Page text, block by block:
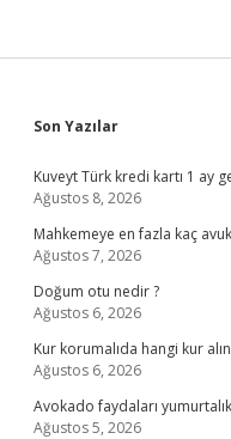
Sidebar
Son Yazılar
Kuveyt Türk kredi kartı 1 ay
Ağustos 8, 2026
Mahkemeye en fazla kaç
Ağustos 7, 2026
Doğum otu nedir ?
Ağustos 6, 2026
Kur korumalıda hangi kur
Ağustos 6, 2026
Avokado faydaları
Ağustos 5, 2026